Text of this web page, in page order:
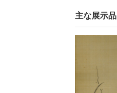
主な展示品